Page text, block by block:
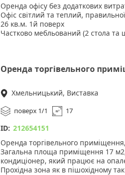
Оренда офісу без додаткових
Офіс світлий та теплий,
26 кв.м. 1й поверх
Частково мебльований (2 стола та
вивіски банерів.
Підійде під офіс або будь-яку іншу
Оренда торгівельного
Хмельницький, Виставка
поверх 1/1 17
ID: 212654151
Оренда торгівельного
Загальна площа приміщення 17
кондиціонер, який працює на
Прохідна зона як в пішохідному